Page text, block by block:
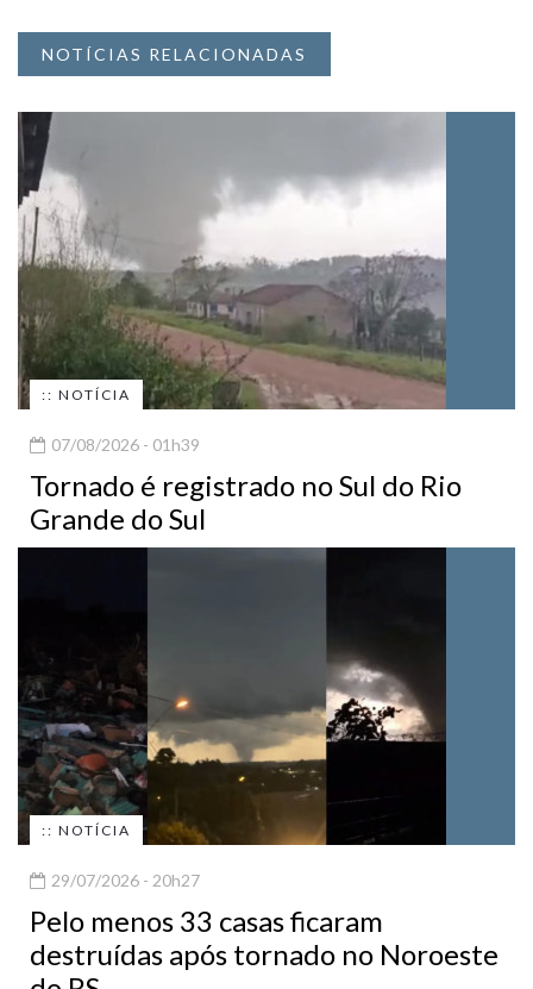
NOTÍCIAS RELACIONADAS
:: NOTÍCIA
07/08/2026 - 01h39
Tornado é registrado no Sul do Rio
Grande do Sul
:: NOTÍCIA
29/07/2026 - 20h27
Pelo menos 33 casas ficaram
destruídas após tornado no Noroeste